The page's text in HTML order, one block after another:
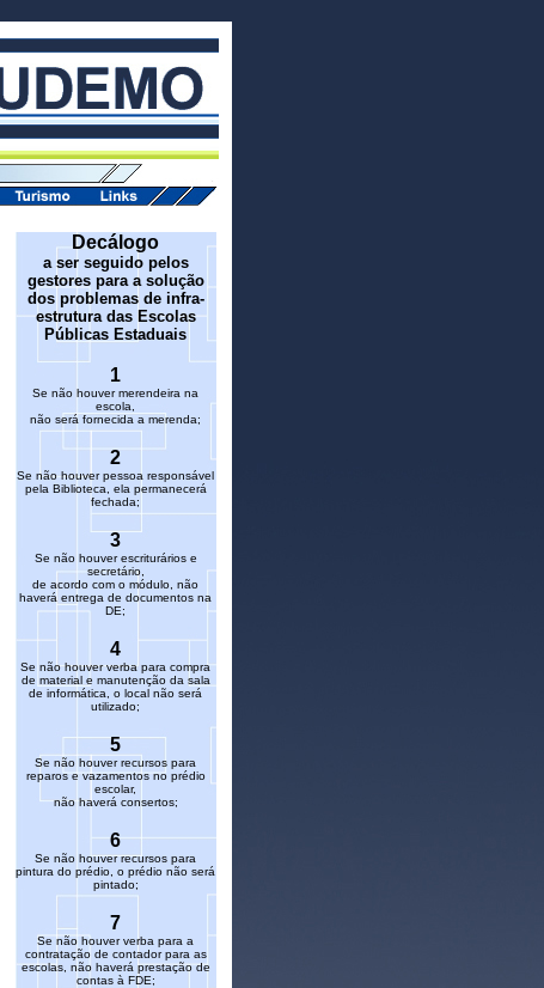
Decálogo
a ser seguido pelos
gestores para a solução
dos problemas de infra-
estrutura das Escolas
Públicas Estaduais
1
Se não houver merendeira na
escola,
não será fornecida a merenda;
2
Se não houver pessoa responsável
pela Biblioteca, ela permanecerá
fechada;
3
Se não houver escriturários e
secretário,
de acordo com o módulo, não
haverá entrega de documentos na
DE;
4
Se não houver verba para compra
de material e manutenção da sala
de informática, o local não será
utilizado;
5
Se não houver recursos para
reparos e vazamentos no prédio
escolar,
não haverá consertos;
6
Se não houver recursos para
pintura do prédio, o prédio não será
pintado;
7
Se não houver verba para a
contratação de contador para as
escolas, não haverá prestação de
contas à FDE;